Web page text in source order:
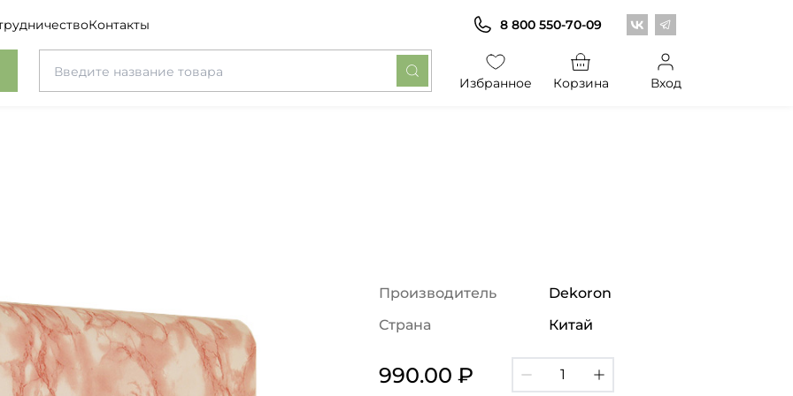
Контакты Центр обоев во
Центр обоев в
8 800 550-70-09
Избранное Корзина Вход
Производитель
Dekoron
Страна
Китай
990.00 ₽